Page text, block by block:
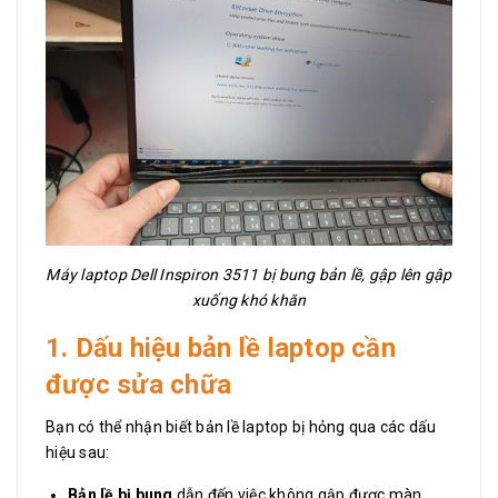
Máy laptop Dell Inspiron 3511 bị bung bản lề, gập lên gập
xuống khó khăn
1. Dấu hiệu bản lề laptop cần
được sửa chữa
Bạn có thể nhận biết bản lề laptop bị hỏng qua các dấu
hiệu sau: